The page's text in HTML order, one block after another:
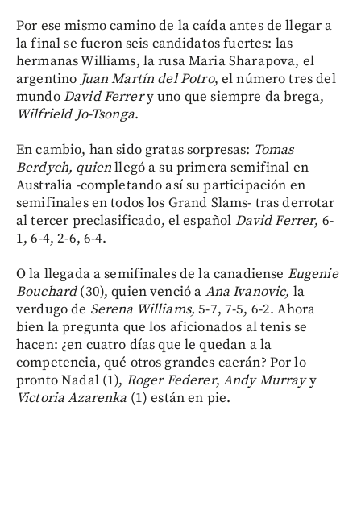
Por ese mismo camino de la caída antes de llegar a
la final se fueron seis candidatos fuertes: las
hermanas Williams, la rusa Maria Sharapova, el
argentino Juan Martín del Potro, el número tres del
mundoDavid Ferrery uno que siempre da brega,
Wilfrield Jo-Tsonga.
En cambio, han sido gratas sorpresas: Tomas
Berdych, quienllegó a su primera semifinal en
Australia -completando así su participación en
semifinales en todos los Grand Slams- tras derrotar
al tercer preclasificado, el español David Ferrer, 6-
1, 6-4, 2-6, 6-4.
O la llegada a semifinales de la canadiense Eugenie
Bouchard(30), quien venció a Ana Ivanovic, la
verdugo de Serena Williams, 5-7, 7-5, 6-2. Ahora
bien la pregunta que los aficionados al tenis se
hacen: ¿en cuatro días que le quedan a la
competencia, qué otros grandes caerán? Por lo
pronto Nadal (1), Roger Federer, Andy Murrayy
Victoria Azarenka (1) están en pie.